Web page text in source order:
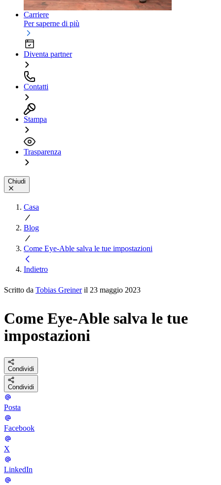
Carriere
Per saperne di più
Diventa partner
Contatti
Stampa
Trasparenza
Chiudi
Casa
Blog
Come Eye-Able salva le tue impostazioni
Indietro
Scritto da Tobias Greineril 23 maggio 2023
Come Eye-Able salva le tue
impostazioni
Condividi
Condividi
Posta
Facebook
X
LinkedIn